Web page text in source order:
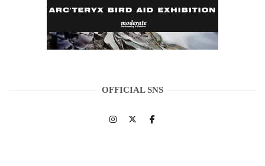
OFFICIAL SNS